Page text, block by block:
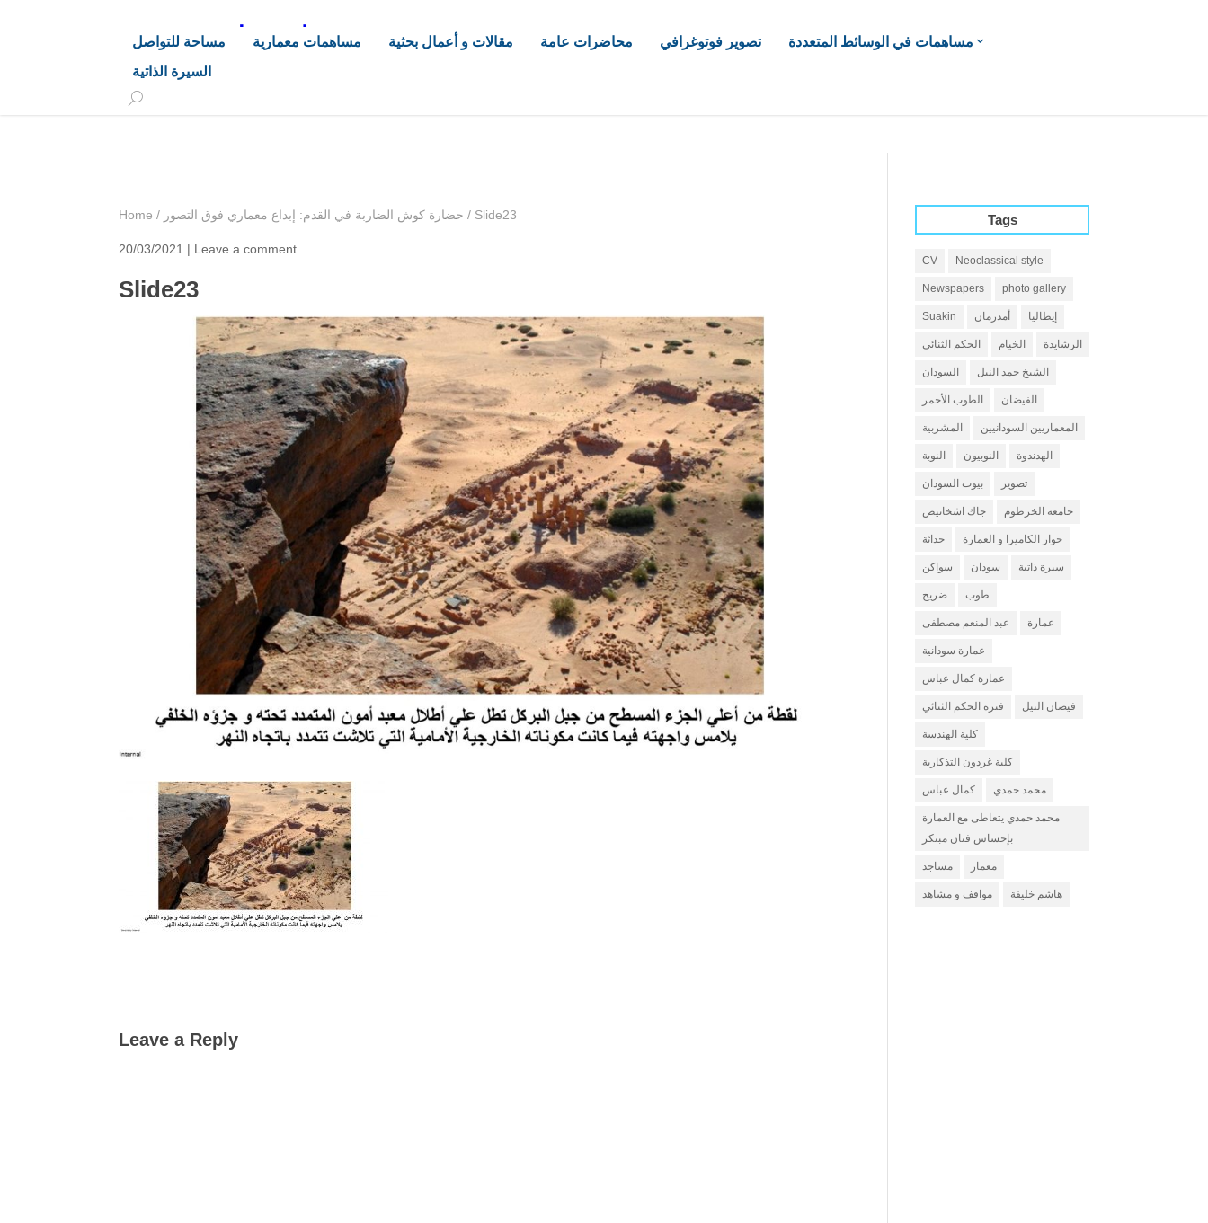
د. هاشم خليفة محجوب
مساحة للتواصل مساهمات معمارية مقالات و أعمال بحثية محاضرات عامة تصوير فوتوغرافي
مساهمات في الوسائط المتعددة
السيرة الذاتية
Home / حضارة كوش الضاربة في القدم: إبداع معماري فوق التصور / Slide23
20/03/2021 | Leave a comment
Slide23
Leave a Reply
Tags
CV Neoclassical style
Newspapers photo gallery
Suakin أمدرمان إيطاليا
الحكم الثنائي الخيام الرشايدة
السودان الشيخ حمد النيل
الطوب الأحمر الفيضان
المشربية المعماريين السودانيين
النوبة النوبيون الهدندوة
بيوت السودان تصوير
جاك اشخانيص جامعة الخرطوم
حداثة حوار الكاميرا و العمارة
سواكن سودان سيرة ذاتية
ضريح طوب
عبد المنعم مصطفى عمارة
عمارة سودانية
عمارة كمال عباس
فترة الحكم الثنائي فيضان النيل
كلية الهندسة
كلية غردون التذكارية
كمال عباس محمد حمدي
محمد حمدي يتعاطى مع العمارة
بإحساس فنان مبتكر
مساجد معمار
مواقف و مشاهد هاشم خليفة